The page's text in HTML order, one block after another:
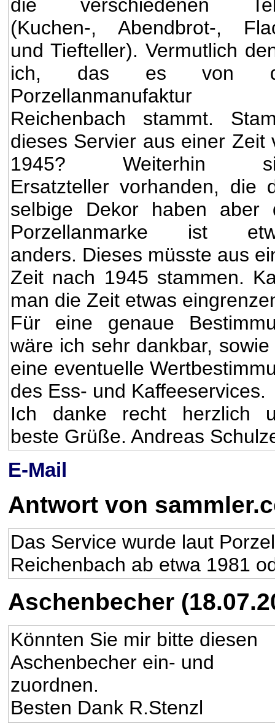
die verschiedenen
(Kuchen-, Abendbrot-,
und Tiefteller). Vermutlich
ich, das es von
Porzellanmanufaktur
Reichenbach stammt.
dieses Servier aus einer Zeit
1945? Weiterhin
Ersatzteller vorhanden, die
selbige Dekor haben aber
Porzellanmarke ist
anders. Dieses müsste aus
Zeit nach 1945 stammen.
man die Zeit etwas
Für eine genaue
wäre ich sehr dankbar, sowie
eine eventuelle
des Ess- und Kaffeeservices.
Ich danke recht herzlich
beste Grüße. Andreas
E-Mail
Antwort von
Das Service wurde laut
Reichenbach ab etwa 1981
Aschenbecher
Könnten Sie mir bitte diesen
Aschenbecher ein- und
zuordnen.
Besten Dank R.Stenzl